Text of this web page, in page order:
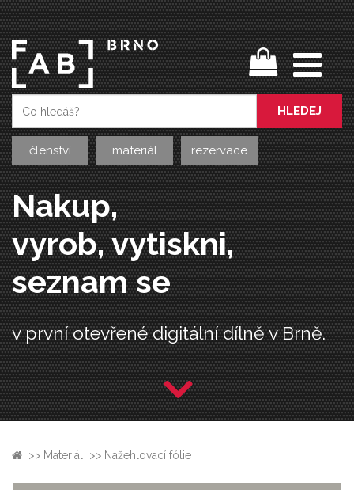
HLEDEJ
členství materiál rezervace
Nakup,
vyrob, vytiskni,
seznam se
v první otevřené digitální dílně v Brně.
>> Materiál >> Nažehlovací fólie